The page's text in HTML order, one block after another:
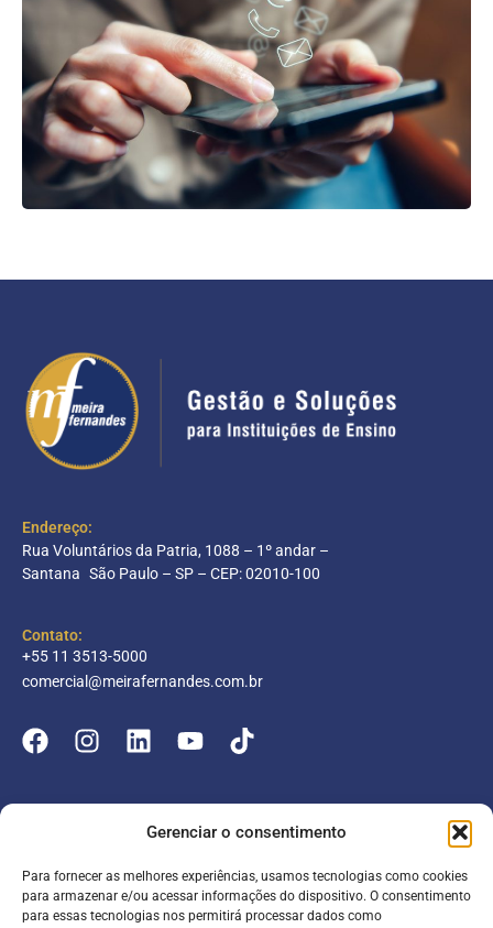
Gerenciar o consentimento
Para fornecer as melhores experiências, usamos tecnologias como cookies
para armazenar e/ou acessar informações do dispositivo. O consentimento
para essas tecnologias nos permitirá processar dados como
Endereço:
Rua Voluntários da Patria, 1088 – 1º andar –
Santana São Paulo – SP – CEP: 02010-100
Contato:
+55 11 3513-5000
comercial@meirafernandes.com.br
Parceiros
Entrar